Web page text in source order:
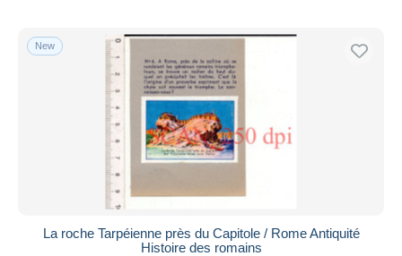
New
La roche Tarpéienne près du Capitole / Rome Antiquité
Histoire des romains